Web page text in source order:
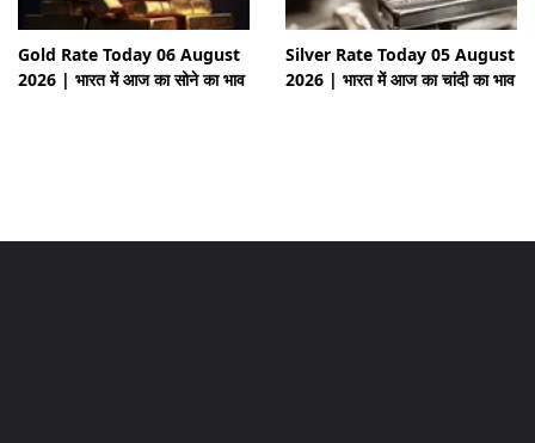
Gold Rate Today 06 August
2026 | भारत में आज का सोने का भाव
Silver Rate Today 05 August
2026 | भारत में आज का चांदी का भाव